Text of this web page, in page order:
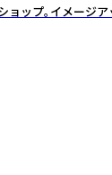
ップ。イメー